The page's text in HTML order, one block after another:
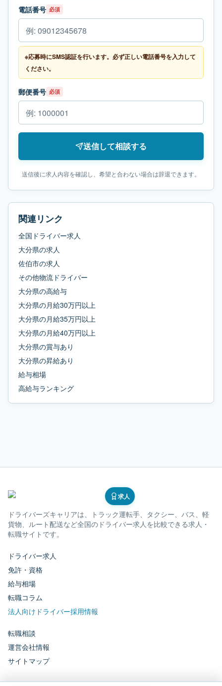
電話番号 必須
※応募時にSMS認証を行います。必ず正しい電話番号を入力して
ください。
郵便番号 必須
送信して相談する
送信後に求人内容を確認し、希望と合わない場合は辞退できます。
関連リンク
全国ドライバー求人
大分県の求人
佐伯市の求人
その他物流ドライバー
大分県の高給与
大分県の月給30万円以上
大分県の月給35万円以上
大分県の月給40万円以上
大分県の賞与あり
大分県の昇給あり
給与相場
高給与ランキング
求人
ドライバーズキャリアは、トラック運転手、タクシー、バス、軽
貨物、ルート配送など全国のドライバー求人を比較できる求人・
転職サイトです。
ドライバー求人
免許・資格
給与相場
転職コラム
法人向けドライバー採用情報
転職相談
運営会社情報
サイトマップ